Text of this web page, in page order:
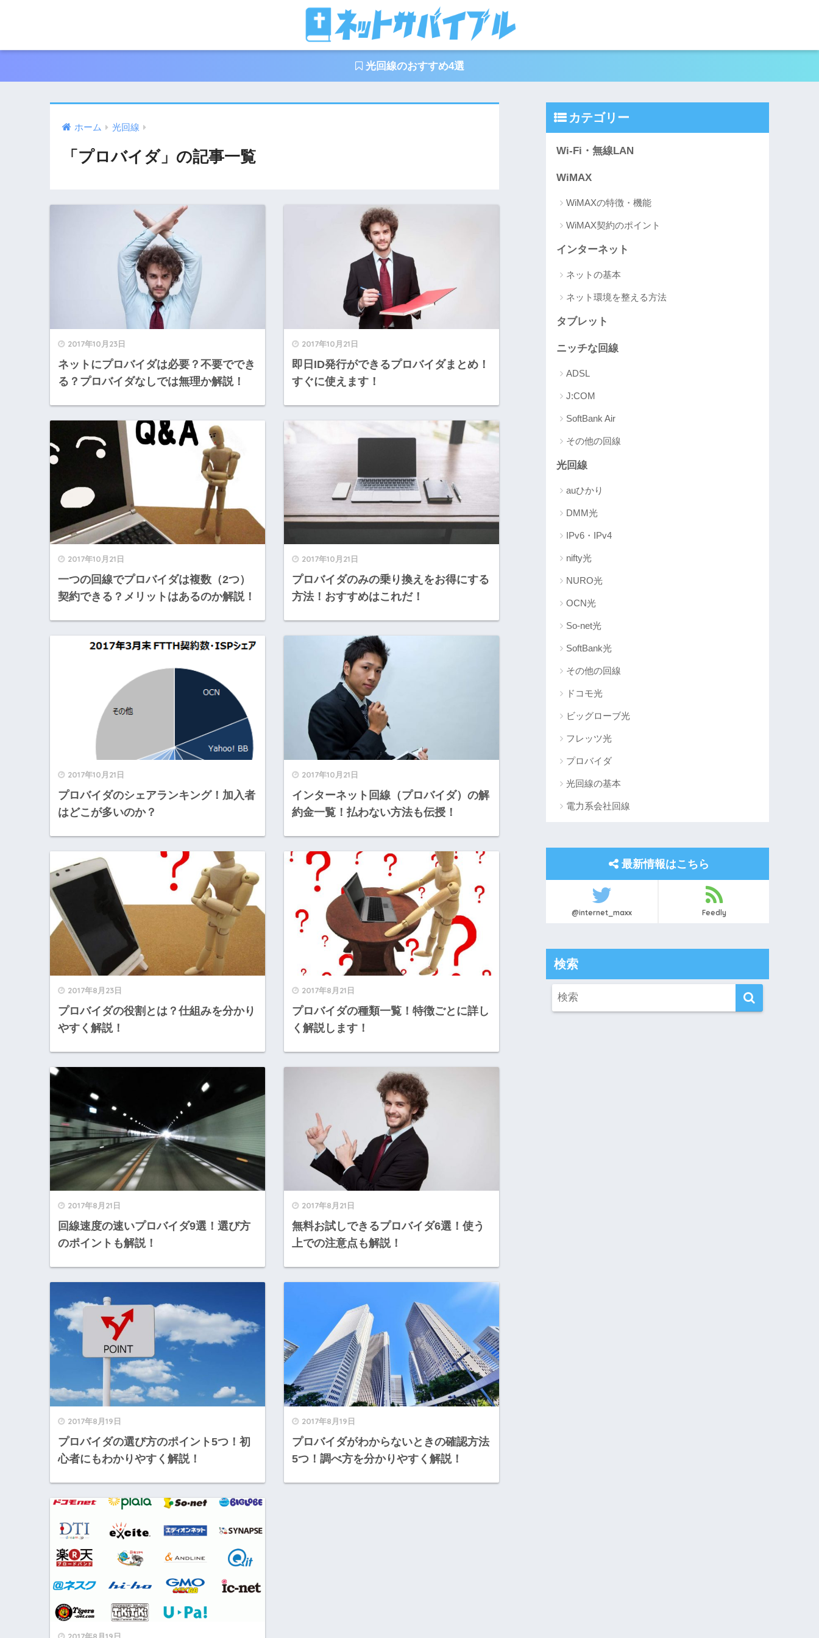
光回線のおすすめ4選
ホーム 光回線
「プロバイダ」の記事一覧
2017年10月23日
ネットにプロバイダは必要？不要ででき
る？プロバイダなしでは無理か解説！
2017年10月21日
即日ID発行ができるプロバイダまとめ！
すぐに使えます！
2017年10月21日
一つの回線でプロバイダは複数（2つ）
契約できる？メリットはあるのか解説！
2017年10月21日
プロバイダのみの乗り換えをお得にする
方法！おすすめはこれだ！
2017年10月21日
プロバイダのシェアランキング！加入者
はどこが多いのか？
2017年10月21日
インターネット回線（プロバイダ）の解
約金一覧！払わない方法も伝授！
2017年8月23日
プロバイダの役割とは？仕組みを分かり
やすく解説！
2017年8月21日
プロバイダの種類一覧！特徴ごとに詳し
く解説します！
2017年8月21日
回線速度の速いプロバイダ9選！選び方
のポイントも解説！
2017年8月21日
無料お試しできるプロバイダ6選！使う
上での注意点も解説！
2017年8月19日
プロバイダの選び方のポイント5つ！初
心者にもわかりやすく解説！
2017年8月19日
プロバイダがわからないときの確認方法
5つ！調べ方を分かりやすく解説！
カテゴリー
Wi-Fi・無線LAN
WiMAX
WiMAXの特徴・機能
WiMAX契約のポイント
インターネット
ネットの基本
ネット環境を整える方法
タブレット
ニッチな回線
ADSL
J:COM
SoftBank Air
その他の回線
光回線
auひかり
DMM光
IPv6・IPv4
nifty光
NURO光
OCN光
So-net光
SoftBank光
その他の回線
ドコモ光
ビッグローブ光
フレッツ光
プロバイダ
光回線の基本
電力系会社回線
最新情報はこちら
@internet_maxx Feedly
検索